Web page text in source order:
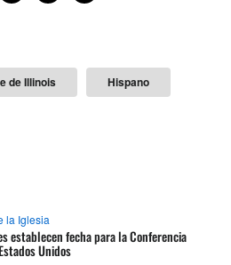
de Illinois Hispano
la Iglesia
establecen fecha para la Conferencia
Unidos